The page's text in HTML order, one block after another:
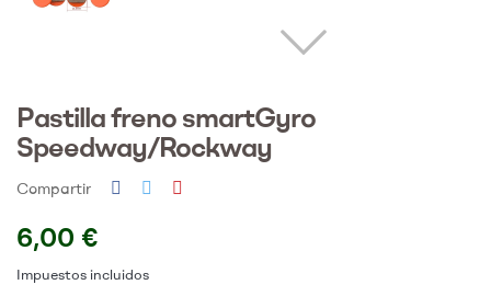
Pastilla freno smartGyro
Speedway/Rockway
Compartir
6,00 €
Impuestos incluidos